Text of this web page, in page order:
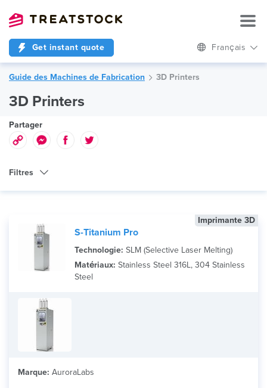
Get instant quote Français
Guide des Machines de Fabrication 3D Printers
3D Printers
Partager
Filtres
Technologie
Marque
Matériau
Imprimante 3D
S-Titanium Pro
Technologie: SLM (Selective Laser Melting)
Matériaux: Stainless Steel 316L, 304 Stainless
Steel
Marque: AuroraLabs